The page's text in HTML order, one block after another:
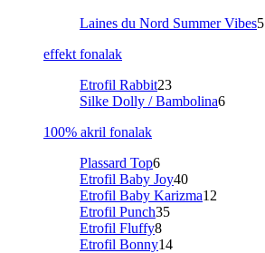
Laines du Nord Summer Vibes5
effekt fonalak
Etrofil Rabbit23
Silke Dolly / Bambolina6
100% akril fonalak
Plassard Top6
Etrofil Baby Joy40
Etrofil Baby Karizma12
Etrofil Punch35
Etrofil Fluffy8
Etrofil Bonny14